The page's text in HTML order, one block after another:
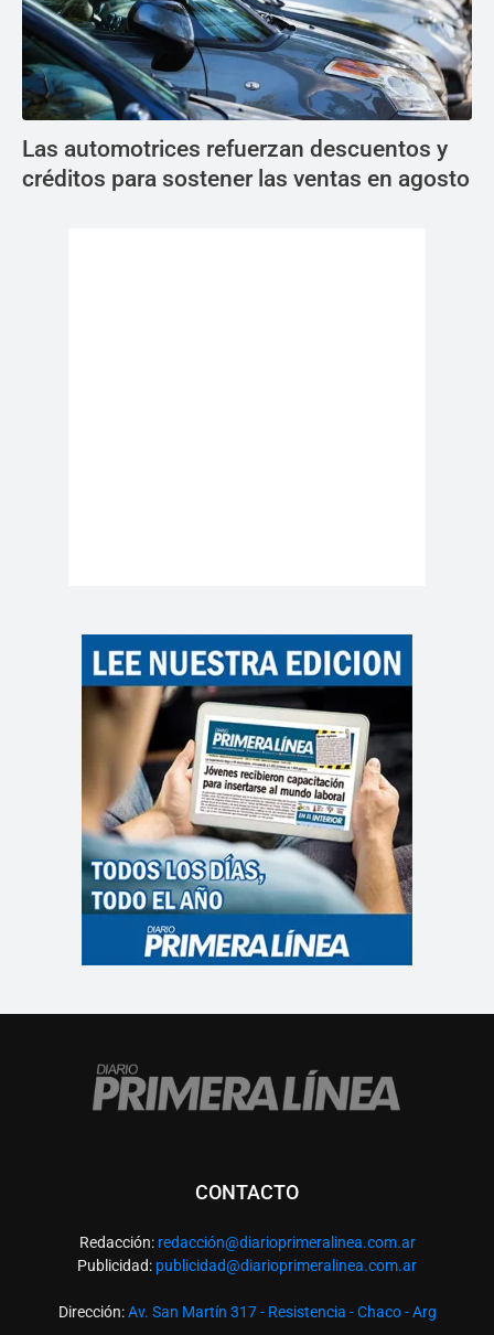
Las automotrices refuerzan descuentos y
créditos para sostener las ventas en agosto
CONTACTO
Redacción: redacción@diarioprimeralinea.com.ar
Publicidad: publicidad@diarioprimeralinea.com.ar
Dirección:Av. San Martín 317 - Resistencia - Chaco - Arg